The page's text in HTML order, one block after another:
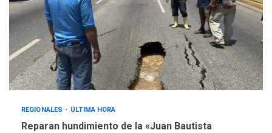
REGIONALES ÚLTIMA HORA
Reparan hundimiento de la «Juan Bautista